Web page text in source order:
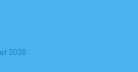
2026